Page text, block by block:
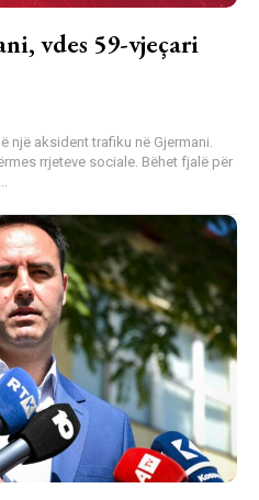
vdes 59-vjeçari
një aksident trafiku në Gjermani.
sociale. Bëhet fjalë për